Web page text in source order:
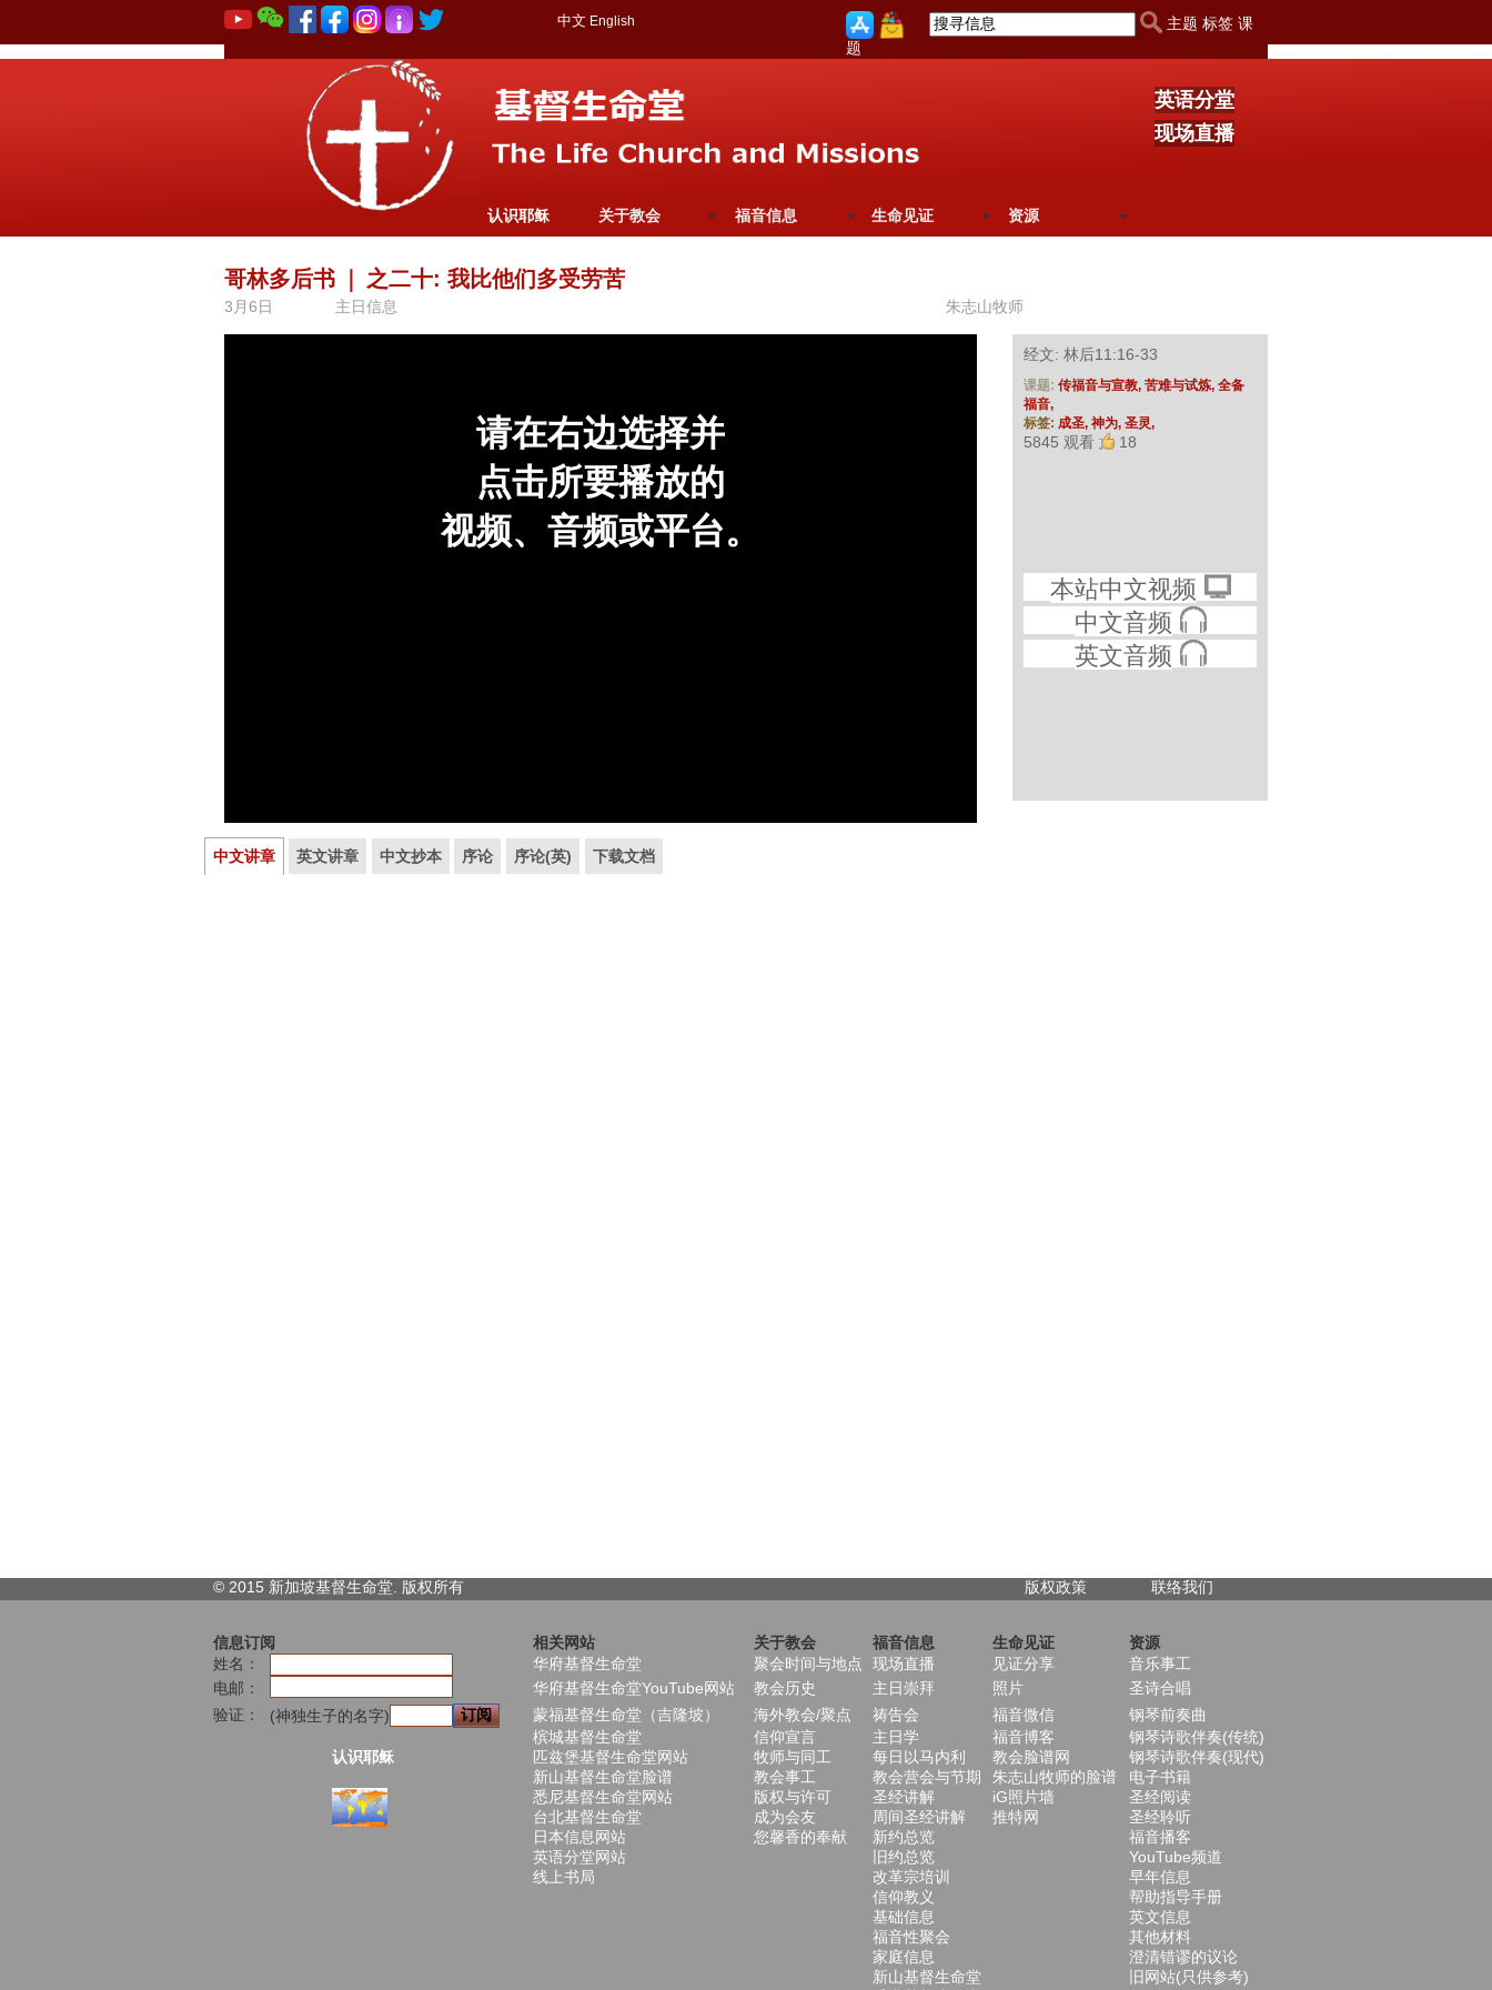
中文 English
主题 标签 课
题
英语分堂
现场直播
认识耶稣 关于教会 福音信息 生命见证 资源
哥林多后书 之二十: 我比他们多受劳苦
3月6日 主日信息 朱志山牧师
经文: 林后11:16-33
课题: 传福音与宣教, 苦难与试炼, 全备
福音,
标签: 成圣, 神为, 圣灵,
5845 观看 18
本站中文视频
中文音频
英文音频
中文讲章 英文讲章 中文抄本 序论 序论(英) 下载文档
© 2015 新加坡基督生命堂. 版权所有 版权政策 联络我们
信息订阅 相关网站 关于教会 福音信息 生命见证
资源
姓名：
华府基督生命堂 聚会时间与地点 现场直播 见证分享
音乐事工
电邮：
华府基督生命堂YouTube网站 教会历史 主日崇拜 照片
圣诗合唱
验证：
(神独生子的名字) 蒙福基督生命堂（吉隆坡） 海外教会/聚点 祷告会 福音微信
钢琴前奏曲
槟城基督生命堂
信仰宣言 主日学 福音博客
钢琴诗歌伴奏(传统)
认识耶稣
匹兹堡基督生命堂网站 牧师与同工 每日以马内利 教会脸谱网
钢琴诗歌伴奏(现代)
新山基督生命堂脸谱
教会事工 教会营会与节期 朱志山牧师的脸谱
电子书籍
悉尼基督生命堂网站
版权与许可 圣经讲解 iG照片墙
圣经阅读
台北基督生命堂
成为会友 周间圣经讲解 推特网
圣经聆听
日本信息网站
您馨香的奉献 新约总览
福音播客
英语分堂网站
旧约总览
YouTube频道
线上书局
改革宗培训
早年信息
信仰教义
帮助指导手册
基础信息
英文信息
福音性聚会
其他材料
家庭信息
澄清错谬的议论
新山基督生命堂
旧网站(只供参考)